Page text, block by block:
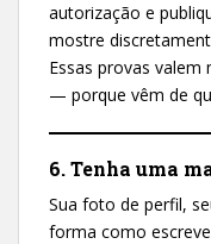
autorização e
mostre
Essas provas valem
— porque vêm de
6. Tenha uma
Sua foto de perfil,
forma como